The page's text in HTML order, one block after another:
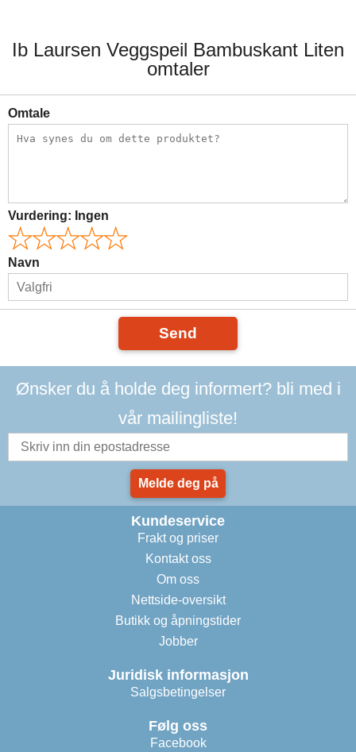
Ib Laursen Veggspeil Bambuskant Liten
omtaler
Omtale
Vurdering: Ingen
Navn
Send
Ønsker du å holde deg informert? bli med i
vår mailingliste!
Melde deg på
Kundeservice
Frakt og priser
Kontakt oss
Om oss
Nettside-oversikt
Butikk og åpningstider
Jobber
Juridisk informasjon
Salgsbetingelser
Følg oss
Facebook